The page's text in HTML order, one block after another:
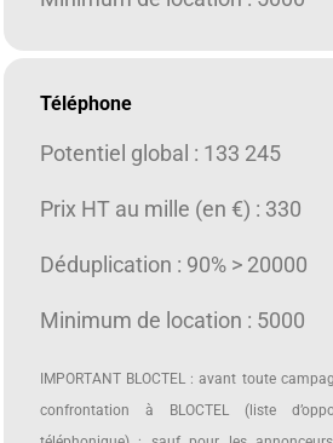
Téléphone
Potentiel global : 133 245
Prix HT au mille (en €) : 330
Déduplication : 90% > 20000
Minimum de location : 5000
IMPORTANT BLOCTEL : avant toute
confrontation à BLOCTEL (liste